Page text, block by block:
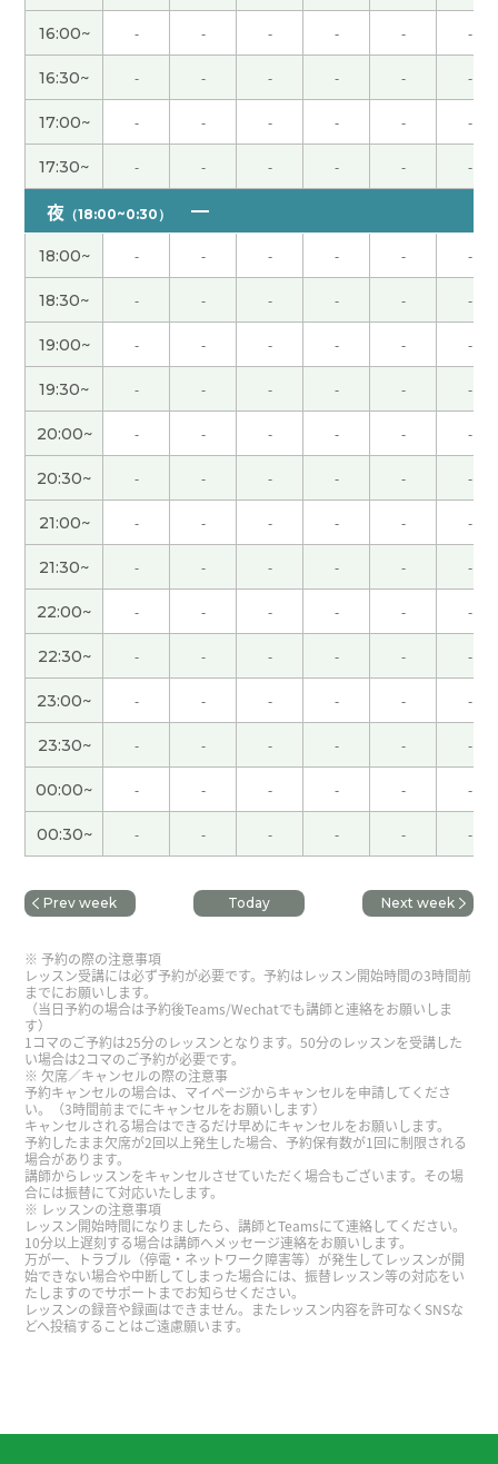
大多数的人很喜欢买东西。我哥哥也一样但喜欢的
是价格最便宜的东西。还有他很知道质量好的产
品。最便宜的东西。下次见吧。
和老师聊植物，我非常开心。谢谢老师，下次见！(
女性 )
确实如此。在今天凌晨举行的世界杯足球赛日本对
巴西的比赛中，日本队以1比2被巴西队淘汰。日本
队上一次在国际大赛中战胜巴西队是在1996年的奥
运会上。真是光阴似箭的。( 50代 男性 )
謝謝你！！！！！！！！！
日语中也有这样一句市场名言：“众人走的路往往拥
挤，人迹罕至的幽径深处才能欣赏到繁花盛景。”，
意思就是“买在人迹罕至,卖在人声鼎沸”，跟你告诉
的名言意思差不多。下节课见。
( 50代 男性 )
辛苦了～，下节课再见！ ( 50代 男性 )
我觉得选择一个能充分发挥自身能力的好的专业，
这一点确实很重要。下节课再见。
( 50代 男性 )
年轻时，我常为了看深夜的体育直播而熬夜，但现
在早睡比这更重要😁。下节课见。
( 50代 男性 )
谢谢老师总是鼓励我。我会继续努力。( 女性 )
下次见吧。
( 男性 )
辛苦了。好好享受假期～。
いつも楽しく授業してくださってありがとうござい
ます！我们下节课见~
在我们日本这里，小朋友会直接走进稻田，徒手抓
青蛙呢😂。下节课再见。( 50代 男性 )
辛苦了～。周末愉快！下节课再见。 ( 50代 男性 )
这个周末身体状况好了一些，跑步速度也恢复了一
些，感觉很不错。下节课再见！ ( 50代 男性 )
中国有很多零食，看起来都很好吃。而且传统的。
16:00~ - - - - - -
16:30~ - - - - - -
17:00~ - - - - - -
17:30~ - - - - - -
夜 （18:00~0:30）
18:00~ - - - - - -
18:30~ - - - - - -
19:00~ - - - - - -
19:30~ - - - - - -
20:00~ - - - - - -
20:30~ - - - - - -
21:00~ - - - - - -
21:30~ - - - - - -
22:00~ - - - - - -
22:30~ - - - - - -
23:00~ - - - - - -
23:30~ - - - - - -
00:00~ - - - - - -
00:30~ - - - - - -
Prev week Today Next week
予約の際の注意事項
レッスン受講には必ず予約が必要です。予約はレッスン開始時間の3時間前
までにお願いします。
（当日予約の場合は予約後Teams/Wechatでも講師と連絡をお願いしま
す）
1コマのご予約は25分のレッスンとなります。50分のレッスンを受講した
い場合は2コマのご予約が必要です。
欠席／キャンセルの際の注意事
予約キャンセルの場合は、マイページからキャンセルを申請してくださ
い。（3時間前までにキャンセルをお願いします）
キャンセルされる場合はできるだけ早めにキャンセルをお願いします。
予約したまま欠席が2回以上発生した場合、予約保有数が1回に制限される
場合があります。
講師からレッスンをキャンセルさせていただく場合もございます。その場
合には振替にて対応いたします。
レッスンの注意事項
レッスン開始時間になりましたら、講師とTeamsにて連絡してください。
10分以上遅刻する場合は講師へメッセージ連絡をお願いします。
万が一、トラブル（停電・ネットワーク障害等）が発生してレッスンが開
始できない場合や中断してしまった場合には、振替レッスン等の対応をい
たしますのでサポートまでお知らせください。
レッスンの録音や録画はできません。またレッスン内容を許可なくSNSな
どへ投稿することはご遠慮願います。